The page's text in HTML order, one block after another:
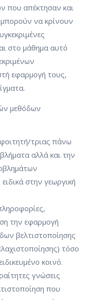
που απέκτησαν και
να κρίνουν
στο μάθημα αυτό
εφαρμογή τους,
μεθόδων
τριας πάνω
αλλά και την
στην γεωργική
την εφαρμογή
βελτιστοποίησης
τόσο
κοινό.
γνώσεις
που